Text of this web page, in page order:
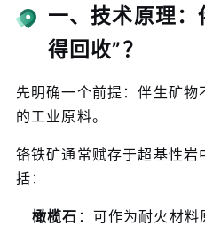
一、技术原理：
得回收”？
先明确一个前提：伴生矿物
的工业原料。
铬铁矿通常赋存于超基性岩
括：
橄榄石 ：可作为耐火材